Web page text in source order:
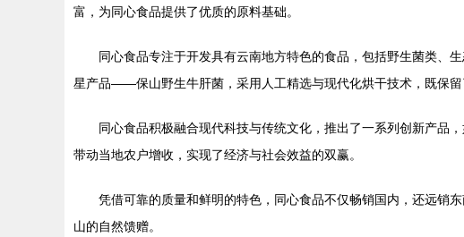
富，为同心食品提供了优质的原料基础。
同心食品专注于开发具有云南地方特色的食品，包括野生菌类、
星产品——保山野生牛肝菌，采用人工精选与现代化烘干技术，既保留
同心食品积极融合现代科技与传统文化，推出了一系列创新产品
带动当地农户增收，实现了经济与社会效益的双赢。
凭借可靠的质量和鲜明的特色，同心食品不仅畅销国内，还远销
山的自然馈赠。